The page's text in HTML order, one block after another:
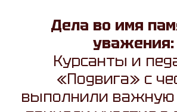
Дела во имя
уважения:
Курсанты и
«Подвига» с
выполнили важную